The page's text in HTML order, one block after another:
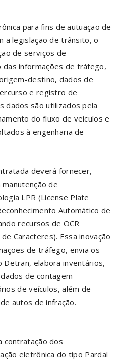
para fins de autuação de
a legislação de trânsito, o
de serviços de
informações de tráfego,
destino, dados de
e registro de
dados são utilizados pela
do fluxo de veículos e
à engenharia de
deverá fornecer,
de
LPR (License Plate
Automático de
recursos de OCR
Caracteres). Essa inovação
de tráfego, envia os
Detran, elabora inventários,
de contagem
de veículos, além de
autos de infração.
contratação dos
eletrônica do tipo Pardal